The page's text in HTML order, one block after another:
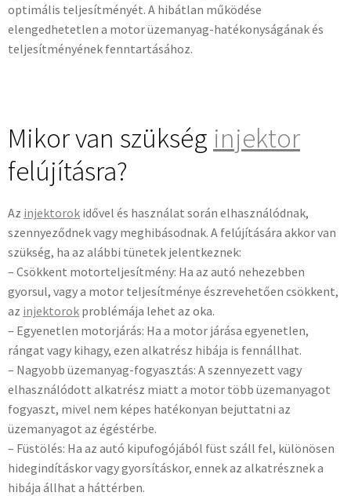
optimális teljesítményét. A hibátlan működése
elengedhetetlen a motor üzemanyag-hatékonyságának és
teljesítményének fenntartásához.
Mikor van szükség injektor
felújításra?
Az injektorok idővel és használat során elhasználódnak,
szennyeződnek vagy meghibásodnak. A felújítására akkor van
szükség, ha az alábbi tünetek jelentkeznek:
– Csökkent motorteljesítmény: Ha az autó nehezebben
gyorsul, vagy a motor teljesítménye észrevehetően csökkent,
az injektorok problémája lehet az oka.
– Egyenetlen motorjárás: Ha a motor járása egyenetlen,
rángat vagy kihagy, ezen alkatrész hibája is fennállhat.
– Nagyobb üzemanyag-fogyasztás: A szennyezett vagy
elhasználódott alkatrész miatt a motor több üzemanyagot
fogyaszt, mivel nem képes hatékonyan bejuttatni az
üzemanyagot az égéstérbe.
– Füstölés: Ha az autó kipufogójából füst száll fel, különösen
hidegindításkor vagy gyorsításkor, ennek az alkatrésznek a
hibája állhat a háttérben.